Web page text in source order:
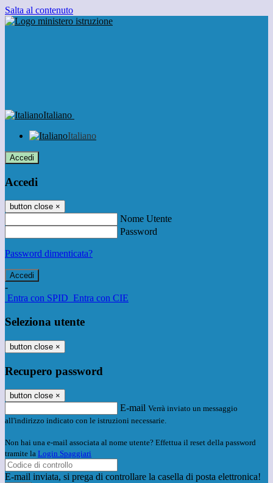
Salta al contenuto
Italiano
Italiano
Accedi
Accedi
button close ×
Nome Utente
Password
Password dimenticata?
-
Entra con SPID Entra con CIE
Seleziona utente
button close ×
Recupero password
button close ×
E-mail Verrà inviato un messaggio
all'indirizzo indicato con le istruzioni necessarie.
Non hai una e-mail associata al nome utente? Effettua il reset della password
tramite la Login Spaggiari
E-mail inviata, si prega di controllare la casella di posta elettronica!